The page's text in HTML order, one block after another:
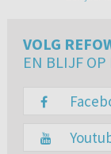
VOLG
EN BLIJF OP